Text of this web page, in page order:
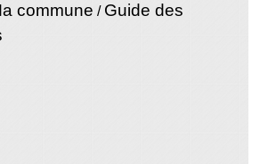
commune / Guide des